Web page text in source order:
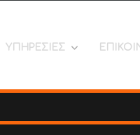
ΥΠΗΡΕΣΙΕΣ